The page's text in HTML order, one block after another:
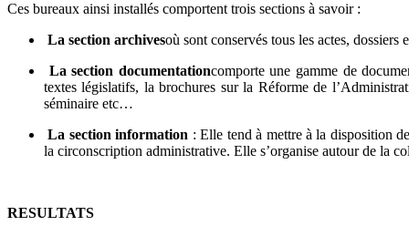
Ces bureaux ainsi installés comportent trois sections à savoir :
La section archivesoù sont conservés tous les actes,
La section documentationcomporte une gamme de
textes législatifs, la brochures sur la Réforme de
séminaire etc…
La section information : Elle tend à mettre à la disposition
la circonscription administrative. Elle s’organise autour de la
RESULTATS